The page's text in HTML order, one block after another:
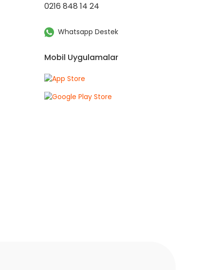
0216 848 14 24
Whatsapp Destek
Mobil Uygulamalar